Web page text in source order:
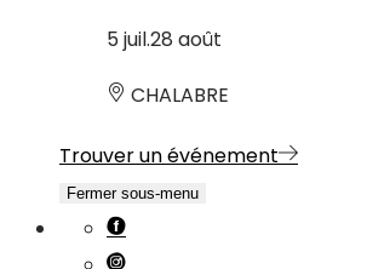
5 juil.28 août
CHALABRE
Trouver un événement
Fermer sous-menu